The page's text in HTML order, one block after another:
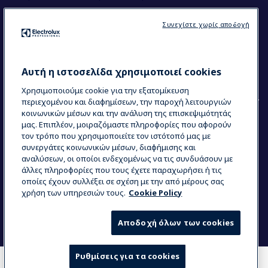
Electrolux Professional Ακαδημία Chef
COUNTRY AND LANGUAGE
Η ΕΠΙΛΟΓΉ ΣΑΣ: ΕΛΛΗΝΙΚΆ
Data Privacy Statement
Cookie Policy
Όροι και προϋποθέσεις
Αυτή η ιστοσελίδα χρησιμοποιεί cookies
Χρησιμοποιούμε cookie για την εξατομίκευση
περιεχομένου και διαφημίσεων, την παροχή λειτουργιών
κοινωνικών μέσων και την ανάλυση της επισκεψιμότητάς
μας. Επιπλέον, μοιραζόμαστε πληροφορίες που αφορούν
τον τρόπο που χρησιμοποιείτε τον ιστότοπό μας με
συνεργάτες κοινωνικών μέσων, διαφήμισης και
αναλύσεων, οι οποίοι ενδεχομένως να τις συνδυάσουν με
άλλες πληροφορίες που τους έχετε παραχωρήσει ή τις
οποίες έχουν συλλέξει σε σχέση με την από μέρους σας
χρήση των υπηρεσιών τους. Cookie Policy
Αποδοχή όλων των cookies
Ρυθμίσεις για τα cookies
Συνεχίστε χωρίς αποδοχή